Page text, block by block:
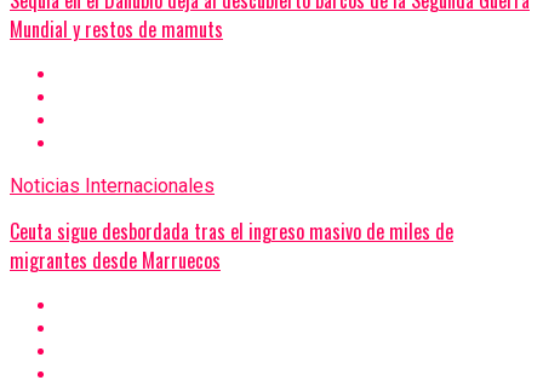
Mundial y restos de mamuts
Noticias Internacionales
Ceuta sigue desbordada tras el ingreso masivo de miles de
migrantes desde Marruecos